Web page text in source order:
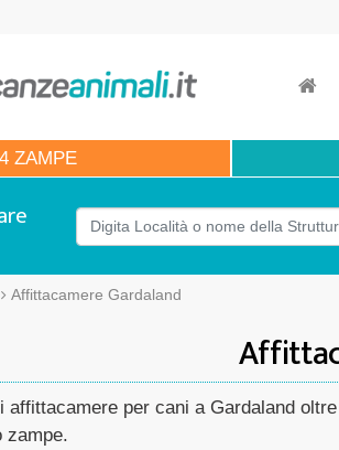
ZAMPE
Affittacamere Gardaland
affittacamere per cani a Gardaland
zampe.